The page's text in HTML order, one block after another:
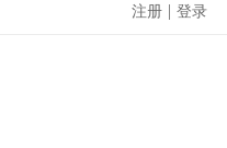
注册 | 登录